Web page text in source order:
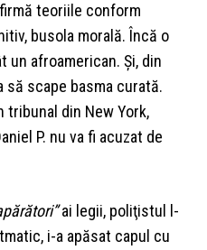
teoriile conform
busola morală. Încă o
un afroamerican. Şi, din
să scape basma curată.
tribunal din New York,
P. nu va fi acuzat de
ai legii, poliţistul l-
i-a apăsat capul cu